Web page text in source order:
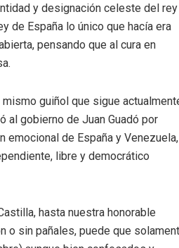
y designación celeste del rey
de España lo único que hacía era
pensando que al cura en
guiñol que sigue
al gobierno de Juan Guadó por
emocional de España y Venezuela,
libre y democrático
hasta nuestra honorable
o sin pañales, puede que